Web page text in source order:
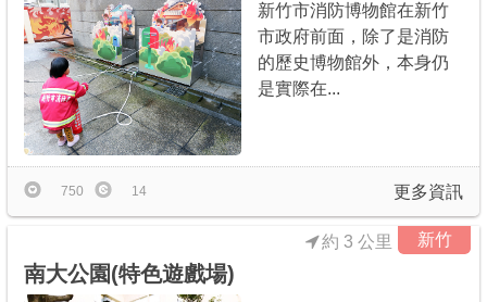
新竹市消防博物館在新竹
市政府前面，除了是消防
的歷史博物館外，本身仍
是實際在...
更多資訊
750 14
新竹
約 3 公里
南大公園(特色遊戲場)